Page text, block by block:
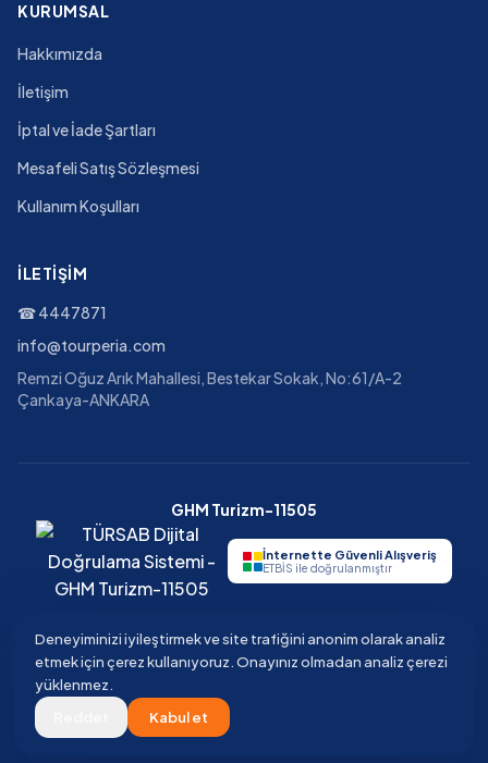
KURUMSAL
Hakkımızda
İletişim
İptal ve İade Şartları
Mesafeli Satış Sözleşmesi
Kullanım Koşulları
İLETIŞIM
☎4447871
info@tourperia.com
Remzi Oğuz Arık Mahallesi, Bestekar Sokak, No:61/A-2
Çankaya-ANKARA
GHM Turizm-11505
İnternette Güvenli Alışveriş
ETBİS ile doğrulanmıştır
2026 Tourperia Seyahat Acentesi
GHM Turizm · TÜRSAB Belge No 11505 · Güvenli ödeme · 3D Secure
Deneyiminizi iyileştirmek ve site trafiğini anonim olarak analiz
etmek için çerez kullanıyoruz. Onayınız olmadan analiz çerezi
yüklenmez.
Kabul et